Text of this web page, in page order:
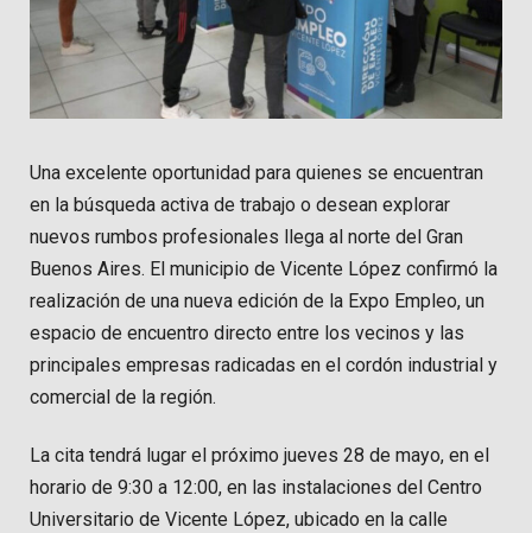
Una excelente oportunidad para quienes se encuentran
en la búsqueda activa de trabajo o desean explorar
nuevos rumbos profesionales llega al norte del Gran
Buenos Aires. El municipio de Vicente López confirmó la
realización de una nueva edición de la Expo Empleo, un
espacio de encuentro directo entre los vecinos y las
principales empresas radicadas en el cordón industrial y
comercial de la región.
La cita tendrá lugar el próximo jueves 28 de mayo, en el
horario de 9:30 a 12:00, en las instalaciones del Centro
Universitario de Vicente López, ubicado en la calle